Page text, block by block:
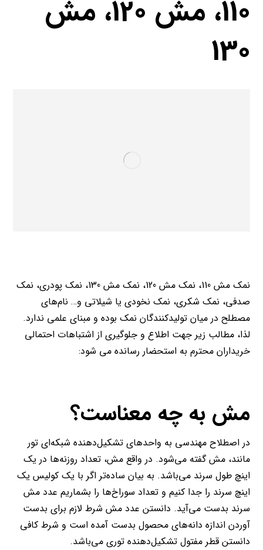
110، مش 120، مش
130
نمک مش 110، نمک مش 120، نمک مش 130، نمک پودری، نمک
صدفی، نمک شکری، نمک نخودی یا شیلاتی و… نام‌های
مصطلح در میان تولیدکنندگان نمک بوده و مبنای علمی ندارد.
لذا، مطالب زیر جهت اطلاع و جلوگیری از اشتباهات احتمالی
خریداران محترم به استحضار رسانده می شود:
مش به چه معناست؟
در اصطلاح مهندسی به واحدهای تشکیل‌‌دهنده شبکه‌ای تور
مانند، مش گفته می‌شود. در واقع مش، تعداد روزنه‌ها در یک
اینچ طول سرند می‌باشد. به بیان ساده‌تر اگر با یک کولیس یک
اینچ سرند را جدا کنیم و تعداد سوراخ‌ها را بشماریم عدد مش
سرند بدست می‌آید. دانستن عدد مش شرط لازم برای بدست
آوردن اندازه دانه‌‌های محصول بدست آمده است و شرط کافی
دانستن قطر مفتول تشکیل‌دهنده توری می‌باشد.